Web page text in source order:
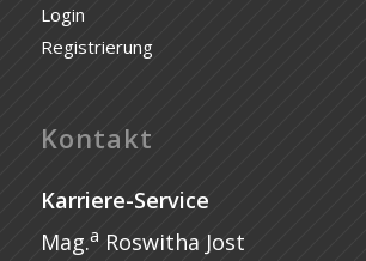
Login
Registrierung
Kontakt
Karriere-Service
Mag.a Roswitha Jost